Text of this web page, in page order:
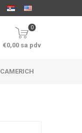
0
€0,00 sa pdv
CAMERICH